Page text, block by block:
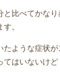
と比べてかな
。
たような症状
てはいないけど